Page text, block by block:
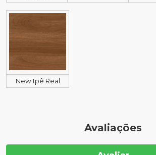
New Ipê Real
Avaliações